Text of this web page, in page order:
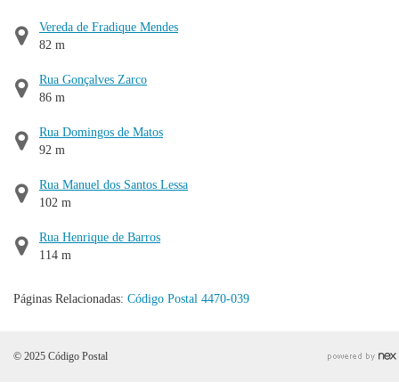
Vereda de Fradique Mendes
82 m
Rua Gonçalves Zarco
86 m
Rua Domingos de Matos
92 m
Rua Manuel dos Santos Lessa
102 m
Rua Henrique de Barros
114 m
Páginas Relacionadas: Código Postal 4470-039
© 2025 Código Postal